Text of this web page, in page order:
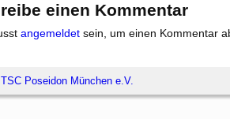
einen Kommentar
angemeldet sein, um einen Kommentar
TSC Poseidon München e.V.